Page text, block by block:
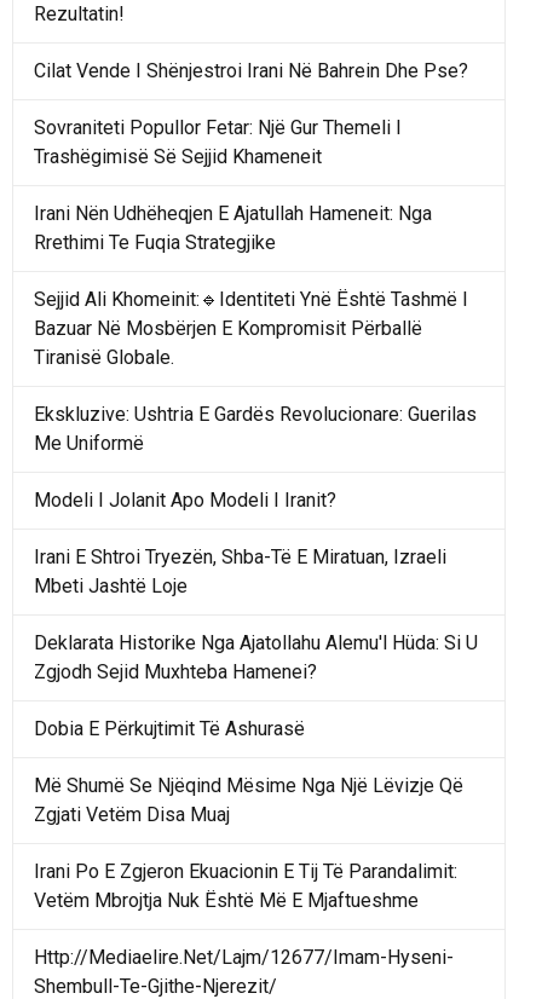
Rezultatin!
Cilat Vende I Shënjestroi Irani Në Bahrein Dhe Pse?
Sovraniteti Popullor Fetar: Një Gur Themeli I
Trashëgimisë Së Sejjid Khameneit
Irani Nën Udhëheqjen E Ajatullah Hameneit: Nga
Rrethimi Te Fuqia Strategjike
Sejjid Ali Khomeinit:🔹Identiteti Ynë Është Tashmë I
Bazuar Në Mosbërjen E Kompromisit Përballë
Tiranisë Globale.
Ekskluzive: Ushtria E Gardës Revolucionare: Guerilas
Me Uniformë
Modeli I Jolanit Apo Modeli I Iranit?
Irani E Shtroi Tryezën, Shba-Të E Miratuan, Izraeli
Mbeti Jashtë Loje
Deklarata Historike Nga Ajatollahu Alemu'l Hüda: Si U
Zgjodh Sejid Muxhteba Hamenei?
Dobia E Përkujtimit Të Ashurasë
Më Shumë Se Njëqind Mësime Nga Një Lëvizje Që
Zgjati Vetëm Disa Muaj
Irani Po E Zgjeron Ekuacionin E Tij Të Parandalimit:
Vetëm Mbrojtja Nuk Është Më E Mjaftueshme
Http://Mediaelire.Net/Lajm/12677/Imam-Hyseni-
Shembull-Te-Gjithe-Njerezit/